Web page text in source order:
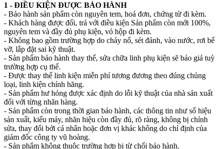
1 - ĐIỀU KIỆN ĐƯỢC BẢO HÀNH
- Bảo hành sản phẩm còn nguyên tem, hoá đơn, chứng từ đi kèm.
- Khách hàng được đổi, trả với điều kiện Sản phẩm còn mới 100%,
nguyên tem và đầy đủ phụ kiện, vỏ hộp đi kèm.
- Không bao gồm trường hợp do cháy nổ, sét đánh, vào nước, rơi bể
vỡ, lắp đặt sai kỹ thuật.
- Sản phẩm bảo hành thay thế, sửa chữa linh phụ kiện sẽ báo giá tuỳ
trường hợp cụ thể.
- Được thay thế linh kiện miễn phí tương đương theo đúng chủng
loại, linh kiện chính hãng.
- Sản phẩm hư hỏng được xác định do lỗi kỹ thuật của nhà sản xuất
đối với từng nhãn hàng.
- Sản phẩm còn trong thời gian bảo hành, các thông tin như số hiệu
sản xuất, kiểu máy, nhãn hiệu còn đầy đủ, rõ ràng, không bị chỉnh
sửa, thay đổi bởi cá nhân hoặc đơn vị khác không do chỉ định của
giám đốc công ty vũ hoàng.
- Sản phẩm không thuộc trường hợp bị từ chối bảo hành.